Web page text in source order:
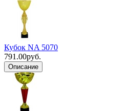
Кубок NA 5070
791.00руб.